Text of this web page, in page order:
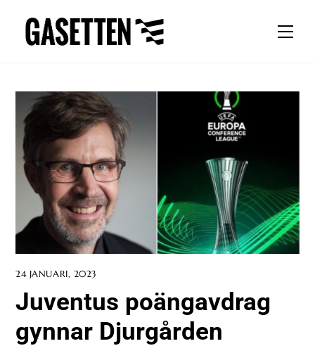
content
24 JANUARI, 2023
Juventus poängavdrag
gynnar Djurgården